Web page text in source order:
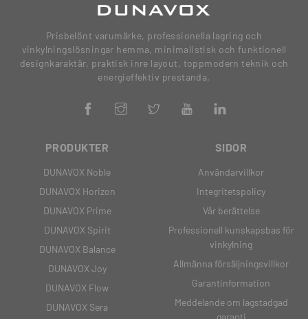
Prisbelönt varumärke, professionella lagring och
vinkylningslösningar hemma, minimalistisk och funktionell
designkaraktär, praktisk inre layout, toppmodern teknik och
energieffektiv prestanda.
PRODUKTER
DUNAVOX Noble
DUNAVOX Horizon
DUNAVOX Prime
DUNAVOX Spirit
DUNAVOX Balance
DUNAVOX Joy
DUNAVOX Flow
DUNAVOX Sera
SIDOR
Användarvillkor
Integritetspolicy
Vår berättelse
Professionell kunskapsbas för
vinkylning
Allmänna försäljningsvillkor
Garantinformation
Meddelande om lagstadgad
garanti